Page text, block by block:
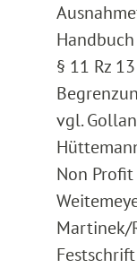
§ 11 Rz
vgl.
Non Profit
Martinek/